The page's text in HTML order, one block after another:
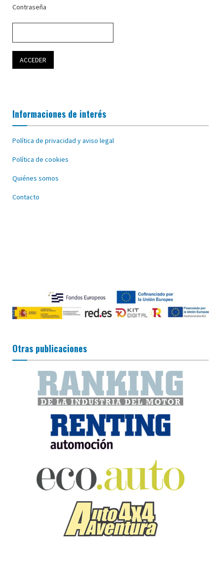
Contraseña
Informaciones de interés
Política de privacidad y aviso legal
Política de cookies
Quiénes somos
Contacto
Otras publicaciones